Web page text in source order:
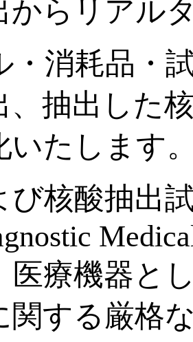
からリアル
・消耗品・
、抽出した
いたします
び核酸抽出
医療機器と
関する厳格